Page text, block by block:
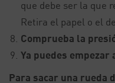
que debe ser la que
Retira el papel o el
Comprueba la
Ya puedes
Para sacar una rueda